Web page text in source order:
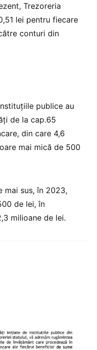
Trezoreria
lei pentru fiecare
conturi din
publice au
de la cap.65
din care 4,6
mai mică de 500
mai sus, în 2023,
de lei, în
milioane de lei.